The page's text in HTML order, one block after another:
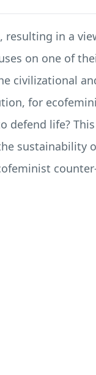
in a
on one of
civilizational
for
life?
sustainability